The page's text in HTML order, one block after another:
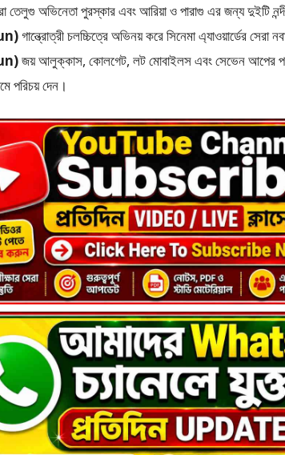
তেলুগু অভিনেতা পুরস্কার এবং আরিয়া ও পারাগু এর জন্য দুইটি
গান্ত্রোত্রী চলচ্চিত্রে অভিনয় করে সিনেমা এ্যাওয়ার্ডের সেরা
জয় আলুক্কাস, কোলগেট, লট মোবাইলস এবং সেভেন আপের
পরিচয় দেন।